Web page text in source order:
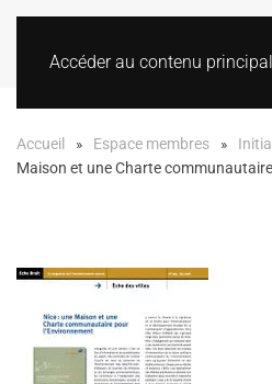
Accéder au contenu principal
Accueil Espace membres
Maison et une Charte